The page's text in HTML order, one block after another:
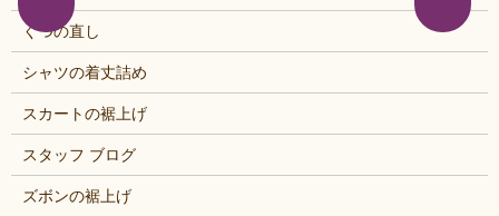
くつの直し
シャツの着丈詰め
スカートの裾上げ
スタッフ ブログ
ズボンの裾上げ